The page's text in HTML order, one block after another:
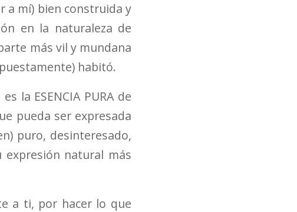
a mí) bien construida y
en la naturaleza de
más vil y mundana
habitó.
la ESENCIA PURA de
pueda ser expresada
puro, desinteresado,
natural más
a ti, por hacer lo que